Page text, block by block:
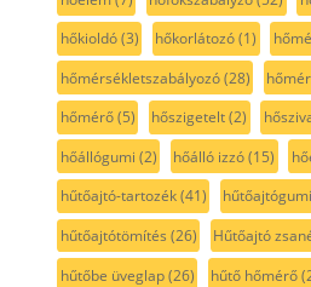
hőkioldó(3) hőkorlátozó(1)
hőmérsékletszabályozó(28)
hőmérő(5) hőszigetelt(2)
hőállógumi (2) hőálló izzó(15)
hűtőajtó-tartozék(41) hűtőajtógumi
hűtőajtótömítés (26) Hűtőajtó
hűtőbe üveglap(26) hűtő hőmérő